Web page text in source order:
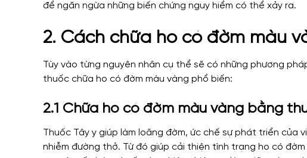
để ngăn ngừa những biến chứng nguy hiểm có thể xảy ra.
2. Cách chữa ho có đờm màu
Tùy vào từng nguyên nhân cụ thể sẽ có những phương
thuốc chữa ho có đờm màu vàng phổ biến:
2.1 Chữa ho có đờm màu vàng bằng
Thuốc Tây y giúp làm loãng đờm, ức chế sự phát triển của
nhiễm đường thở. Từ đó giúp cải thiện tình trạng ho có